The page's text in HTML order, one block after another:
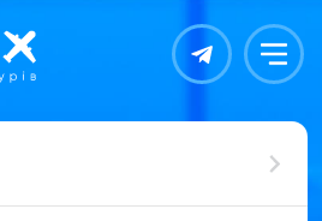
Контакты Меню